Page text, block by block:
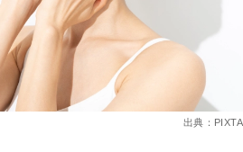
出典：PIXTA